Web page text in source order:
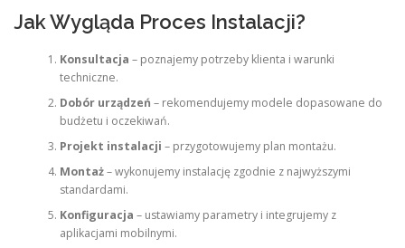
Jak Wygląda Proces Instalacji?
Konsultacja – poznajemy potrzeby klienta i warunki
techniczne.
Dobór urządzeń – rekomendujemy modele dopasowane do
budżetu i oczekiwań.
Projekt instalacji – przygotowujemy plan montażu.
Montaż– wykonujemy instalację zgodnie z najwyższymi
standardami.
Konfiguracja – ustawiamy parametry i integrujemy z
aplikacjami mobilnymi.